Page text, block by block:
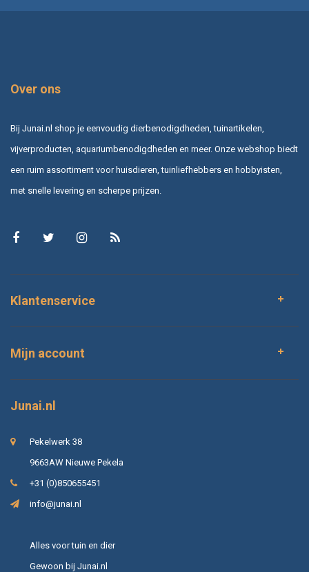
Over ons
Bij Junai.nl shop je eenvoudig dierbenodigdheden, tuinartikelen,
vijverproducten, aquariumbenodigdheden en meer. Onze webshop biedt
een ruim assortiment voor huisdieren, tuinliefhebbers en hobbyisten,
met snelle levering en scherpe prijzen.
Klantenservice
Mijn account
Junai.nl
Pekelwerk 38
9663AW Nieuwe Pekela
+31 (0)850655451
info@junai.nl
Alles voor tuin en dier
Gewoon bij Junai.nl